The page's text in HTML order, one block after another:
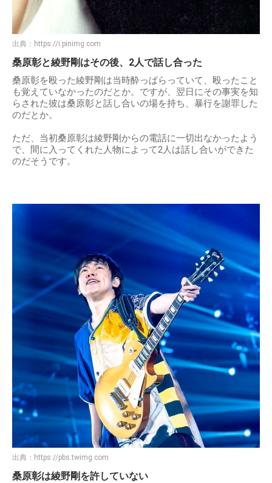
出典： https://i.pinimg.com
桑原彰と綾野剛はその後、2人で話し合った
桑原彰を殴った綾野剛は当時酔っぱらっていて、殴ったこと
も覚えていなかったのだとか。ですが、翌日にその事実を知
らされた彼は桑原彰と話し合いの場を持ち、暴行を謝罪した
のだとか。
ただ、当初桑原彰は綾野剛からの電話に一切出なかったよう
で、間に入ってくれた人物によって2人は話し合いができた
のだそうです。
出典： https://pbs.twimg.com
桑原彰は綾野剛を許していない